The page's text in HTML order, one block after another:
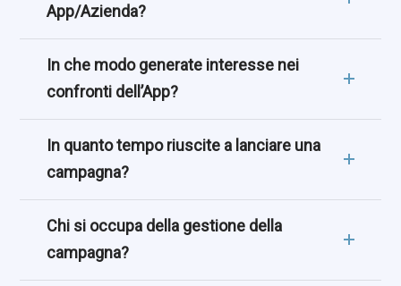
App/Azienda?
In che modo generate interesse nei
confronti dell’App?
In quanto tempo riuscite a lanciare una
campagna?
Chi si occupa della gestione della
campagna?